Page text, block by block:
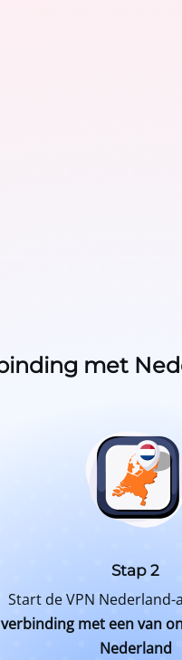
met
Stap 2
Start de VPN Nederland-
verbinding met een van
Nederland